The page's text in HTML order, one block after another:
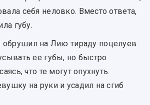
себя неловко. Вместо ответа,
губу.
на Лию тираду поцелуев.
ее губы, но быстро
что те могут опухнуть.
на руки и усадил на сгиб